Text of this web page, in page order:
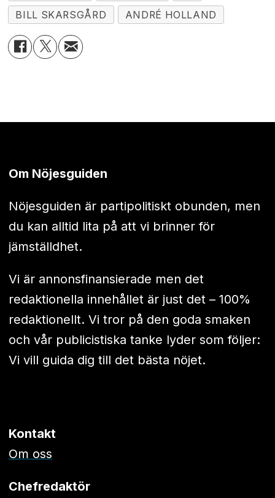
BILL SKARSGÅRD
ANDRÉ HOLLAND
Om Nöjesguiden
Nöjesguiden är partipolitiskt obunden, men
du kan alltid lita på att vi brinner för
jämställdhet.
Vi är annonsfinansierade men det
redaktionella innehållet är just det – 100%
redaktionellt. Vi tror på den goda smaken
och vår publicistiska tanke lyder som följer:
Vi vill guida dig till det bästa nöjet.
Kontakt
Om oss
Chefredaktör